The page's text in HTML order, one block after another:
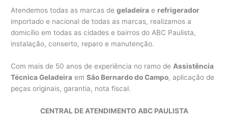
Atendemos todas as marcas degeladeira e refrigerador
importado e nacional de todas as marcas, realizamos a
domicílio em todas as cidades e bairros do ABC Paulista,
instalação, conserto, reparo e manutenção.
Com mais de 50 anos de experiência no ramo de Assistência
Técnica Geladeira emSão Bernardo do Campo, aplicação de
peças originais, garantia, nota fiscal.
CENTRAL DE ATENDIMENTO ABC PAULISTA